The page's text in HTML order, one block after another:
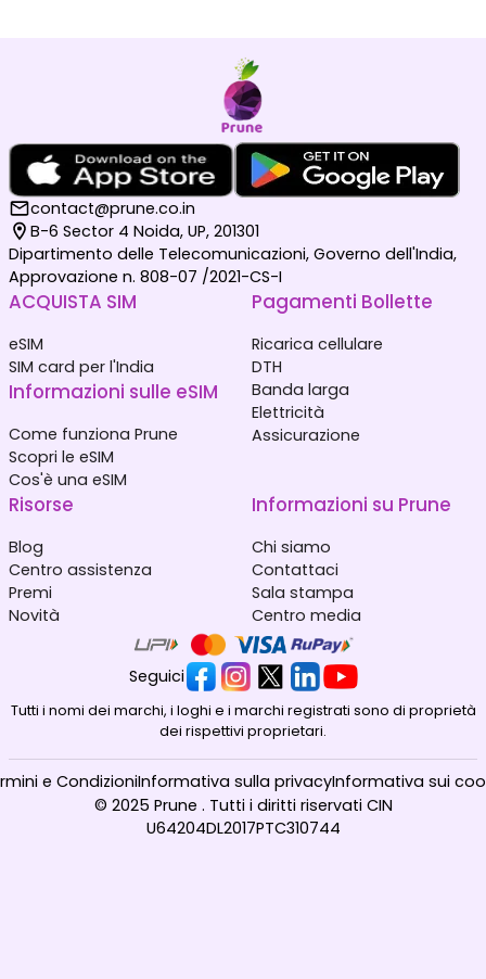
contact@prune.co.in
B-6 Sector 4 Noida, UP, 201301
Dipartimento delle Telecomunicazioni, Governo dell'India,
Approvazione n. 808-07 /2021-CS-I
ACQUISTA SIM
eSIM
SIM card per l'India
Informazioni sulle eSIM
Come funziona Prune
Scopri le eSIM
Cos'è una eSIM
Pagamenti Bollette
Ricarica cellulare
DTH
Banda larga
Elettricità
Assicurazione
Risorse
Blog
Centro assistenza
Premi
Novità
Informazioni su Prune
Chi siamo
Contattaci
Sala stampa
Centro media
Seguici
Tutti i nomi dei marchi, i loghi e i marchi registrati sono di proprietà
dei rispettivi proprietari.
© 2025 Prune . Tutti i diritti riservati CIN
U64204DL2017PTC310744
e CondizioniInformativa sulla privacyInformativa sui